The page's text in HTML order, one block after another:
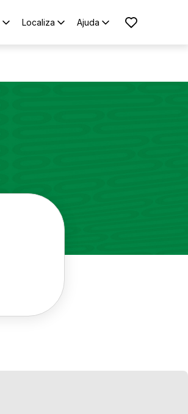
Localiza Ajuda